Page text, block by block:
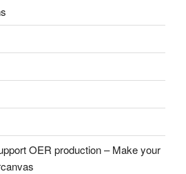
OER production – Make your